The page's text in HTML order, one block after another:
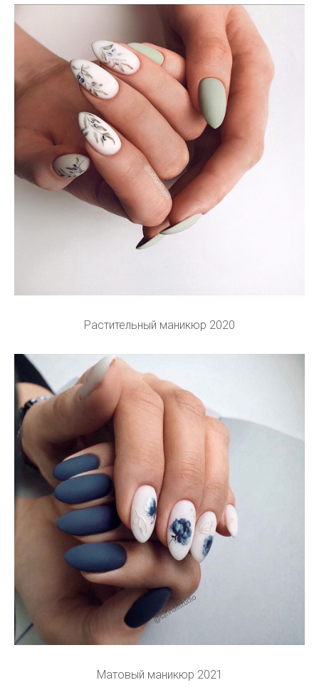
Растительный маникюр 2020
Матовый маникюр 2021